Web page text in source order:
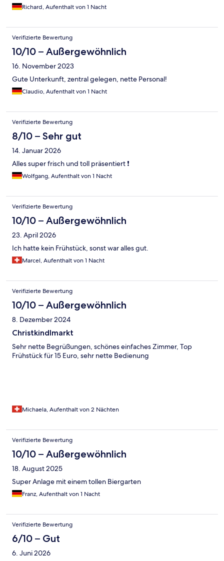
Richard, Aufenthalt von 1 Nacht
Verifizierte Bewertung
10/10 – Außergewöhnlich
16. November 2023
Gute Unterkunft, zentral gelegen, nette Personal!
Claudio, Aufenthalt von 1 Nacht
Verifizierte Bewertung
8/10 – Sehr gut
14. Januar 2026
Alles super frisch und toll präsentiert ❗️
Wolfgang, Aufenthalt von 1 Nacht
Verifizierte Bewertung
10/10 – Außergewöhnlich
23. April 2026
Ich hatte kein Frühstück, sonst war alles gut.
Marcel, Aufenthalt von 1 Nacht
Verifizierte Bewertung
10/10 – Außergewöhnlich
8. Dezember 2024
Christkindlmarkt
Sehr nette Begrüßungen, schönes einfaches Zimmer, Top
Frühstück für 15 Euro, sehr nette Bedienung
Michaela, Aufenthalt von 2 Nächten
Verifizierte Bewertung
10/10 – Außergewöhnlich
18. August 2025
Super Anlage mit einem tollen Biergarten
Franz, Aufenthalt von 1 Nacht
Verifizierte Bewertung
6/10 – Gut
6. Juni 2026